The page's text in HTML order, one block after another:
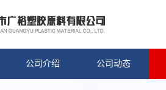
公司介绍 公司动态